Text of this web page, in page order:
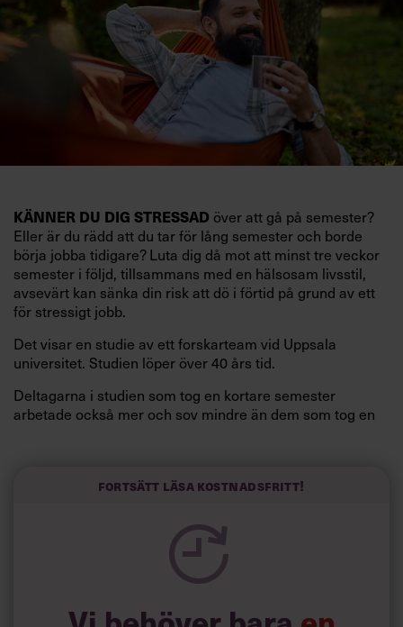
KÄNNER DU DIG STRESSAD över att gå på semester?
Eller är du rädd att du tar för lång semester och borde
börja jobba tidigare? Luta dig då mot att minst tre veckor
semester i följd, tillsammans med en hälsosam livsstil,
avsevärt kan sänka din risk att dö i förtid på grund av ett
för stressigt jobb.
Det visar en studie av ett forskarteam vid Uppsala
universitet. Studien löper över 40 års tid.
Deltagarna i studien som tog en kortare semester
arbetade också mer och sov mindre än dem som tog en
Forskarna tror sig dessutom kunna uttyda att en längre
försök att förändra livsstilsvanor.
Fortsätt läsa kostnadsfritt!